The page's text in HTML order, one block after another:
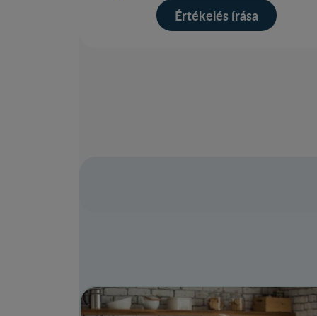
Értékelés írása​